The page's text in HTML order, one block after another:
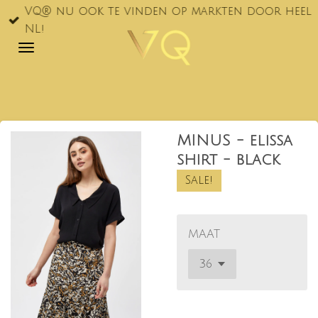
Ga
direct
naar
VQ® nu ook te vinden op markten door heel
NL!
MINUS - elissa
shirt - black
Sale!
MAAT